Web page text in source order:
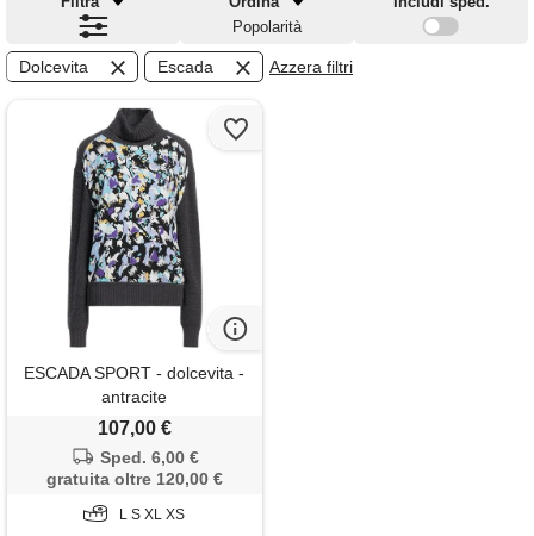
Popolarità
Dolcevita Escada Azzera filtri
ESCADA SPORT - dolcevita -
antracite
107,00 €
Sped. 6,00 €
gratuita oltre 120,00 €
L S XL XS